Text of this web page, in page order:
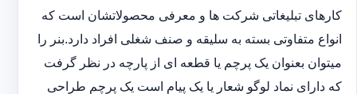
کارهای تبلیغاتی شرکت ها و معرفی محصولاتشان است که
انواع متفاوتی بسته به سلیقه و صنف شغلی افراد دارد.بنر را
میتوان بعنوان یک پرچم یا قطعه ای از پارچه در نظر گرفت
که دارای نماد لوگو شعار یا یک پیام است یک پرچم طراحی